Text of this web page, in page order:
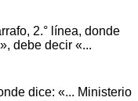
2.° línea, donde
debe decir «...
dice: «... Ministerio